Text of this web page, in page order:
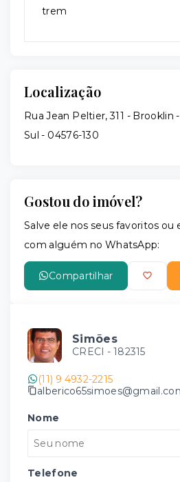
trem
Localização
Rua Jean Peltier, 311 - Brooklin
Sul - 04576-130
Gostou do imóvel?
Salve ele nos seus favoritos
com alguém no WhatsApp:
Compartilhar
Simões
CRECI - 182315
(11) 9 4932-2215
Nome
Telefone